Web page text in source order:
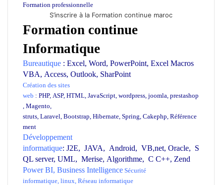
Formation professionnelle
S’inscrire à la Formation continue maroc
Formation continue
Informatique
Bureautique : Excel, Word, PowerPoint, Excel Macros
VBA, Access, Outlook, SharPoint
Création des sites
web : PHP, ASP, HTML JavaScript wordpress joomla prestashop
Magento
struts, Laravel Bootstrap Hibernate Spring Cakephp Référence
ment
Développement
informatique: J2E, JAVA, Android, VB,net, Oracle, S
QL server, UML, Merise, Algorithme, C C++, Zend
Power BI, Business Intelligence Sécurité
informatique linux Réseau informatique